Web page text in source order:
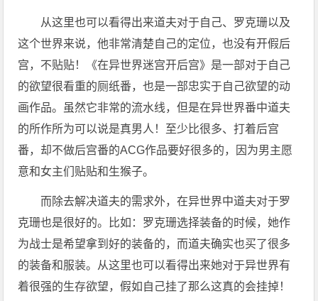
从这里也可以看得出来道夫对于自己、罗克珊以及
这个世界来说，他非常清楚自己的定位，也没有开假后
宫，不贴贴！《在异世界迷宫开后宫》是一部对于自己
的欲望很看重的厕纸番，也是一部忠实于自己欲望的动
画作品。虽然它非常的流水线，但是在异世界番中道夫
的所作所为可以说是真男人！至少比很多、打着后宫
番，却不做后宫番的ACG作品要好很多的，因为男主愿
意和女主们贴贴和生猴子。
而除去解决道夫的需求外，在异世界中道夫对于罗
克珊也是很好的。比如：罗克珊选择装备的时候，她作
为战士是希望拿到好的装备的，而道夫确实也买了很多
的装备和服装。从这里也可以看得出来她对于异世界有
着很强的生存欲望，假如自己挂了那么这真的会挂掉！